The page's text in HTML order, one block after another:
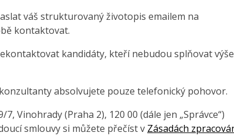
váš strukturovaný životopis emailem na
kontaktovat.
kandidáty, kteří nebudou splňovat výše
absolvujete pouze telefonický pohovor.
7, Vinohrady (Praha 2), 120 00 (dále jen „Správce“)
smlouvy si můžete přečíst v Zásadách